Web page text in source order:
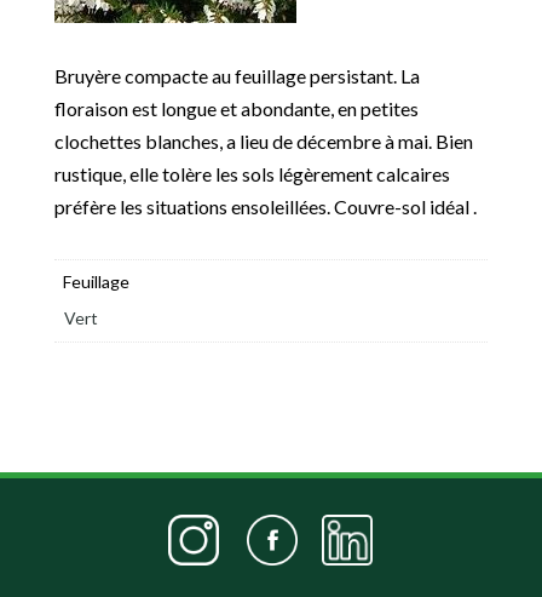
Bruyère compacte au feuillage persistant. La
floraison est longue et abondante, en petites
clochettes blanches, a lieu de décembre à mai. Bien
rustique, elle tolère les sols légèrement calcaires
préfère les situations ensoleillées. Couvre-sol idéal .
Feuillage
Vert